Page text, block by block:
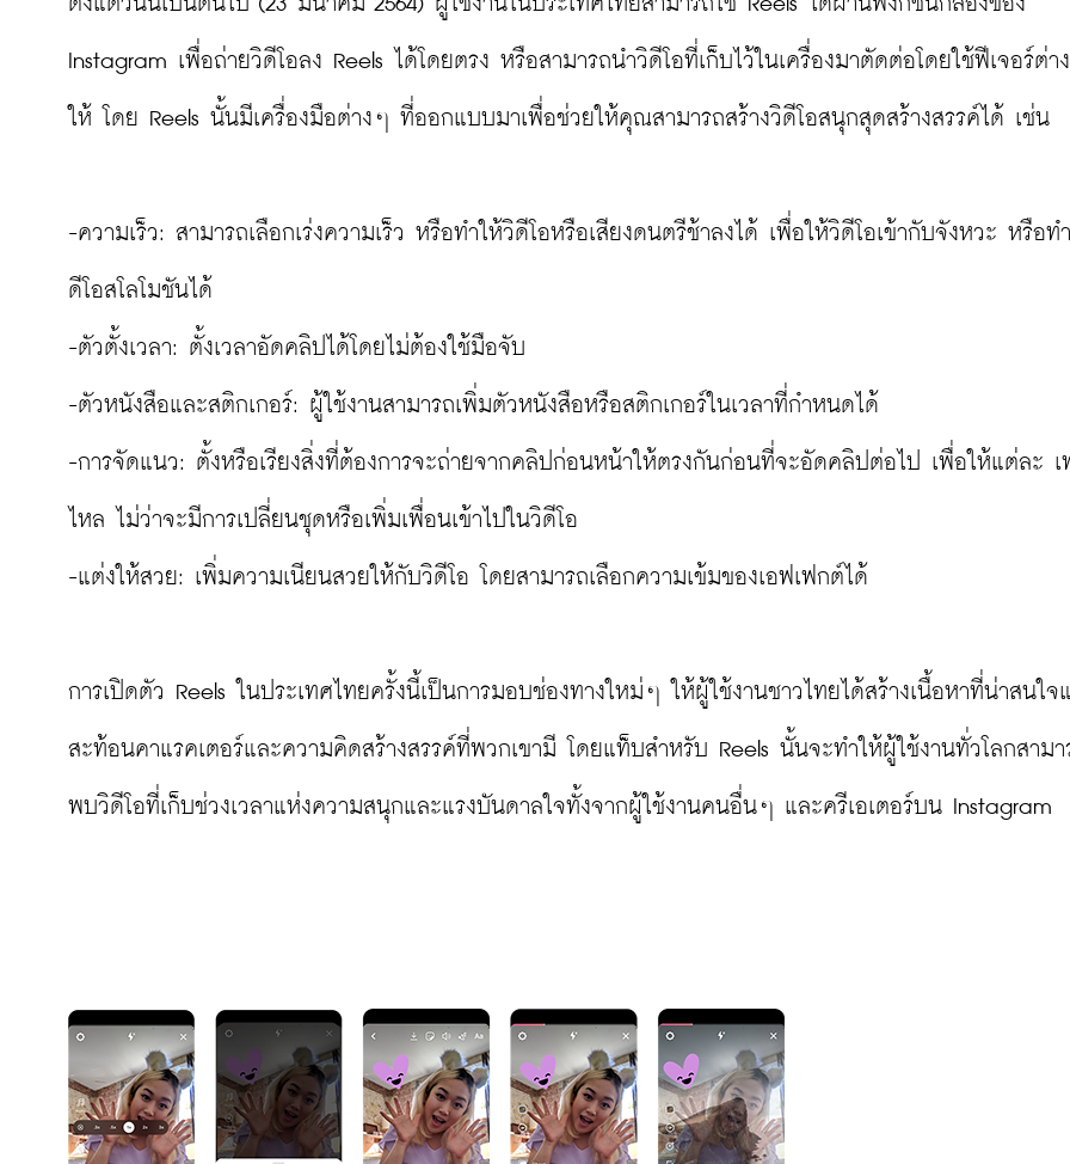
Instagram เพื่อถ่ายวิดีโอลง Reels ได้โดยตรง หรือสามารถนำวิดีโอที่เก็บไว้ในเครื่องมาตัดต่อโดยใช้ฟีเจอร์ต่
ให้ โดย Reels นั้นมีเครื่องมือต่างๆ ที่ออกแบบมาเพื่อช่วยให้คุณสามารถสร้างวิดีโอสนุกสุดสร้างสรรค์ได้ เช่น
-ความเร็ว: สามารถเลือกเร่งความเร็ว หรือทำให้วิดีโอหรือเสียงดนตรีช้าลงได้ เพื่อให้วิดีโอเข้ากับจังหวะ หรือท
ดีโอสโลโมชันได้
-ตัวตั้งเวลา: ตั้งเวลาอัดคลิปได้โดยไม่ต้องใช้มือจับ
-ตัวหนังสือและสติกเกอร์: ผู้ใช้งานสามารถเพิ่มตัวหนังสือหรือสติกเกอร์ในเวลาที่กำหนดได้
-การจัดแนว: ตั้งหรือเรียงสิ่งที่ต้องการจะถ่ายจากคลิปก่อนหน้าให้ตรงกันก่อนที่จะอัดคลิปต่อไป เพื่อให้แต่ละ
ไหล ไม่ว่าจะมีการเปลี่ยนชุดหรือเพิ่มเพื่อนเข้าไปในวิดีโอ
-แต่งให้สวย: เพิ่มความเนียนสวยให้กับวิดีโอ โดยสามารถเลือกความเข้มของเอฟเฟกต์ได้
การเปิดตัว Reels ในประเทศไทยครั้งนี้เป็นการมอบช่องทางใหม่ๆ ให้ผู้ใช้งานชาวไทยได้สร้างเนื้อหาที่น่าสนใจ
สะท้อนคาแรคเตอร์และความคิดสร้างสรรค์ที่พวกเขามี โดยแท็บสำหรับ Reels นั้นจะทำให้ผู้ใช้งานทั่วโลกสาม
พบวิดีโอที่เก็บช่วงเวลาแห่งความสนุกและแรงบันดาลใจทั้งจากผู้ใช้งานคนอื่นๆ และครีเอเตอร์บน Instagram